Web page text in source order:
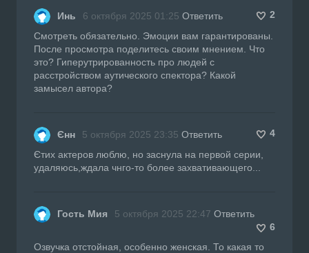
Инь 6 октября 2025 01:25 Ответить
2
Смотреть обязательно. Эмоции вам гарантированы.
После просмотра поделитесь своим мнением. Что
это? Гиперутрированность про людей с
расстройством аутического спектора? Какой
замысел автора?
Єнн 5 октября 2025 23:35 Ответить
4
Єтих актеров люблю, но заснула на первой серии,
удаляюсь,ждала чнго-то более захвативающего...
Гость Мия 5 октября 2025 22:47 Ответить
6
Озвучка отстойная, особенно женская. То какая то